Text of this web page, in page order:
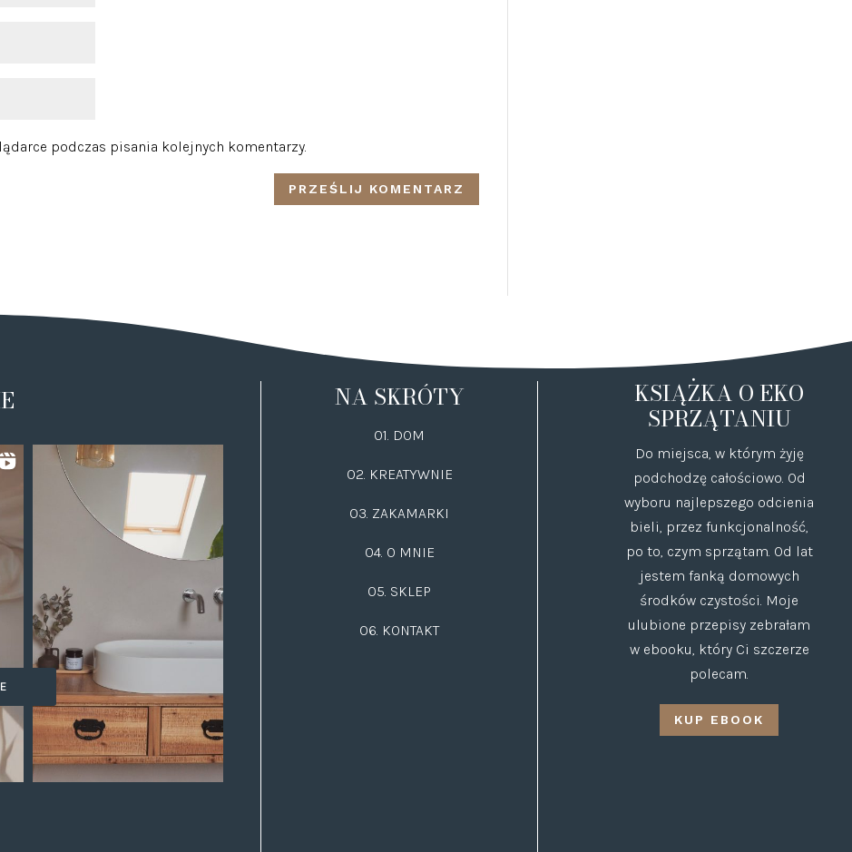
podczas pisania kolejnych komentarzy.
NA SKRÓTY
01. DOM
02. KREATYWNIE
03. ZAKAMARKI
04. O MNIE
05. SKLEP
06. KONTAKT
KSIĄŻKA O EKO
SPRZĄTANIU
Do miejsca, w którym żyję
podchodzę całościowo. Od
wyboru najlepszego odcienia
bieli, przez funkcjonalność,
po to, czym sprzątam. Od lat
jestem fanką domowych
środków czystości. Moje
ulubione przepisy zebrałam
w ebooku, który Ci szczerze
polecam.
KUP EBOOK